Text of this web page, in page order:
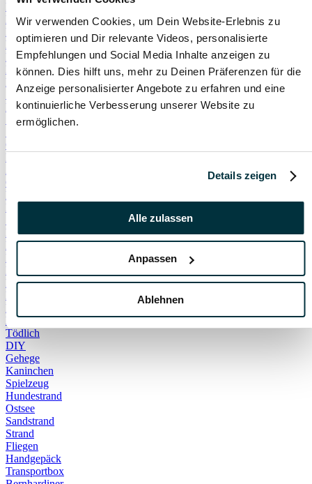
Wir verwenden Cookies, um Dein Website-Erlebnis zu
optimieren und Dir relevante Videos, personalisierte
Empfehlungen und Social Media Inhalte anzeigen zu
können. Dies hilft uns, mehr zu Deinen Präferenzen für die
Anzeige personalisierter Angebote zu erfahren und eine
kontinuierliche Verbesserung unserer Website zu
ermöglichen.
Details zeigen
Alle zulassen
Anpassen
Ablehnen
Hauskatze
Kater
Katzenspielzeug
Kälte
Leckerlies
Leinenführigkeit
Leinenpflicht
Schmerzen
Hundebett
Schlaf
Corona
Geschirr
Halsband
Rollig
Bewusstlosigkeit
Erbrechen
Hypoglykämie
Koordinationsstörung
Krampfanfälle
Lethargie
Notfall
Tödlich
DIY
Gehege
Kaninchen
Spielzeug
Hundestrand
Ostsee
Sandstrand
Strand
Fliegen
Handgepäck
Transportbox